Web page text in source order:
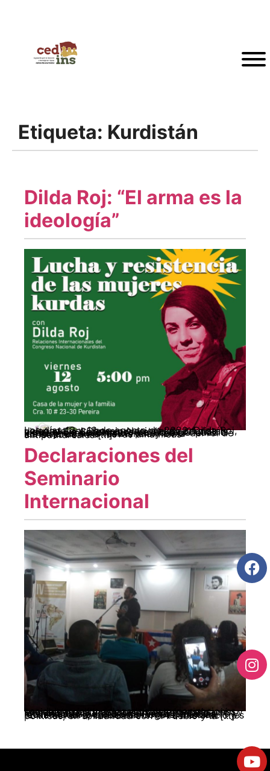
Etiqueta: Kurdistán
Dilda Roj: “El arma es la
ideología”
Los días 12 y 13 de agosto de 2022, Dilda Roj, delegada del Consejo Nacional de Kurdistán visitó el Eje Cafetero con el fin de difundir la experiencia del proceso de lucha del pueblo kurdo y, especialmente, para hablar del rol de las mujeres en la resistencia y en la construcción de nuevas dinámicas antipatriarcales […]
Declaraciones del
Seminario
Internacional
Las delegadas y delegados de organizaciones sociales y políticas y centros de investigación y formación, participantes en el Seminario Internacional: Giro a la derecha, neofascismo y movimientos populares en América Latina, realizado en la ciudad de Bogotá, los días 11 y 12 de octubre, consensuaron tres Declaraciones políticas, en solidaridad con el Pueblo y la […]